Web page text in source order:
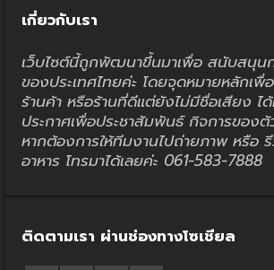
เกี่ยวกับเรา
เว็บไซต์นี้ถูกพัฒนาขึ้นมาเพื่อ สนับสนุน
ของประเทศไทยค่ะ โดยจุดหมายหลักเพื่
ร้านค้า หรือร้านที่ดีแต่ยังไม่มีชื่อเสียง ไ
ประกาศเพื่อประชาสัมพันธ์ กิจการของตั
หากต้องการให้ทีมงานไปถ่ายภาพ หรือ
อาหาร โทรมาได้เลยค่ะ 061-583-7888
ติดตามเรา ผ่านช่องทางโซเชียล